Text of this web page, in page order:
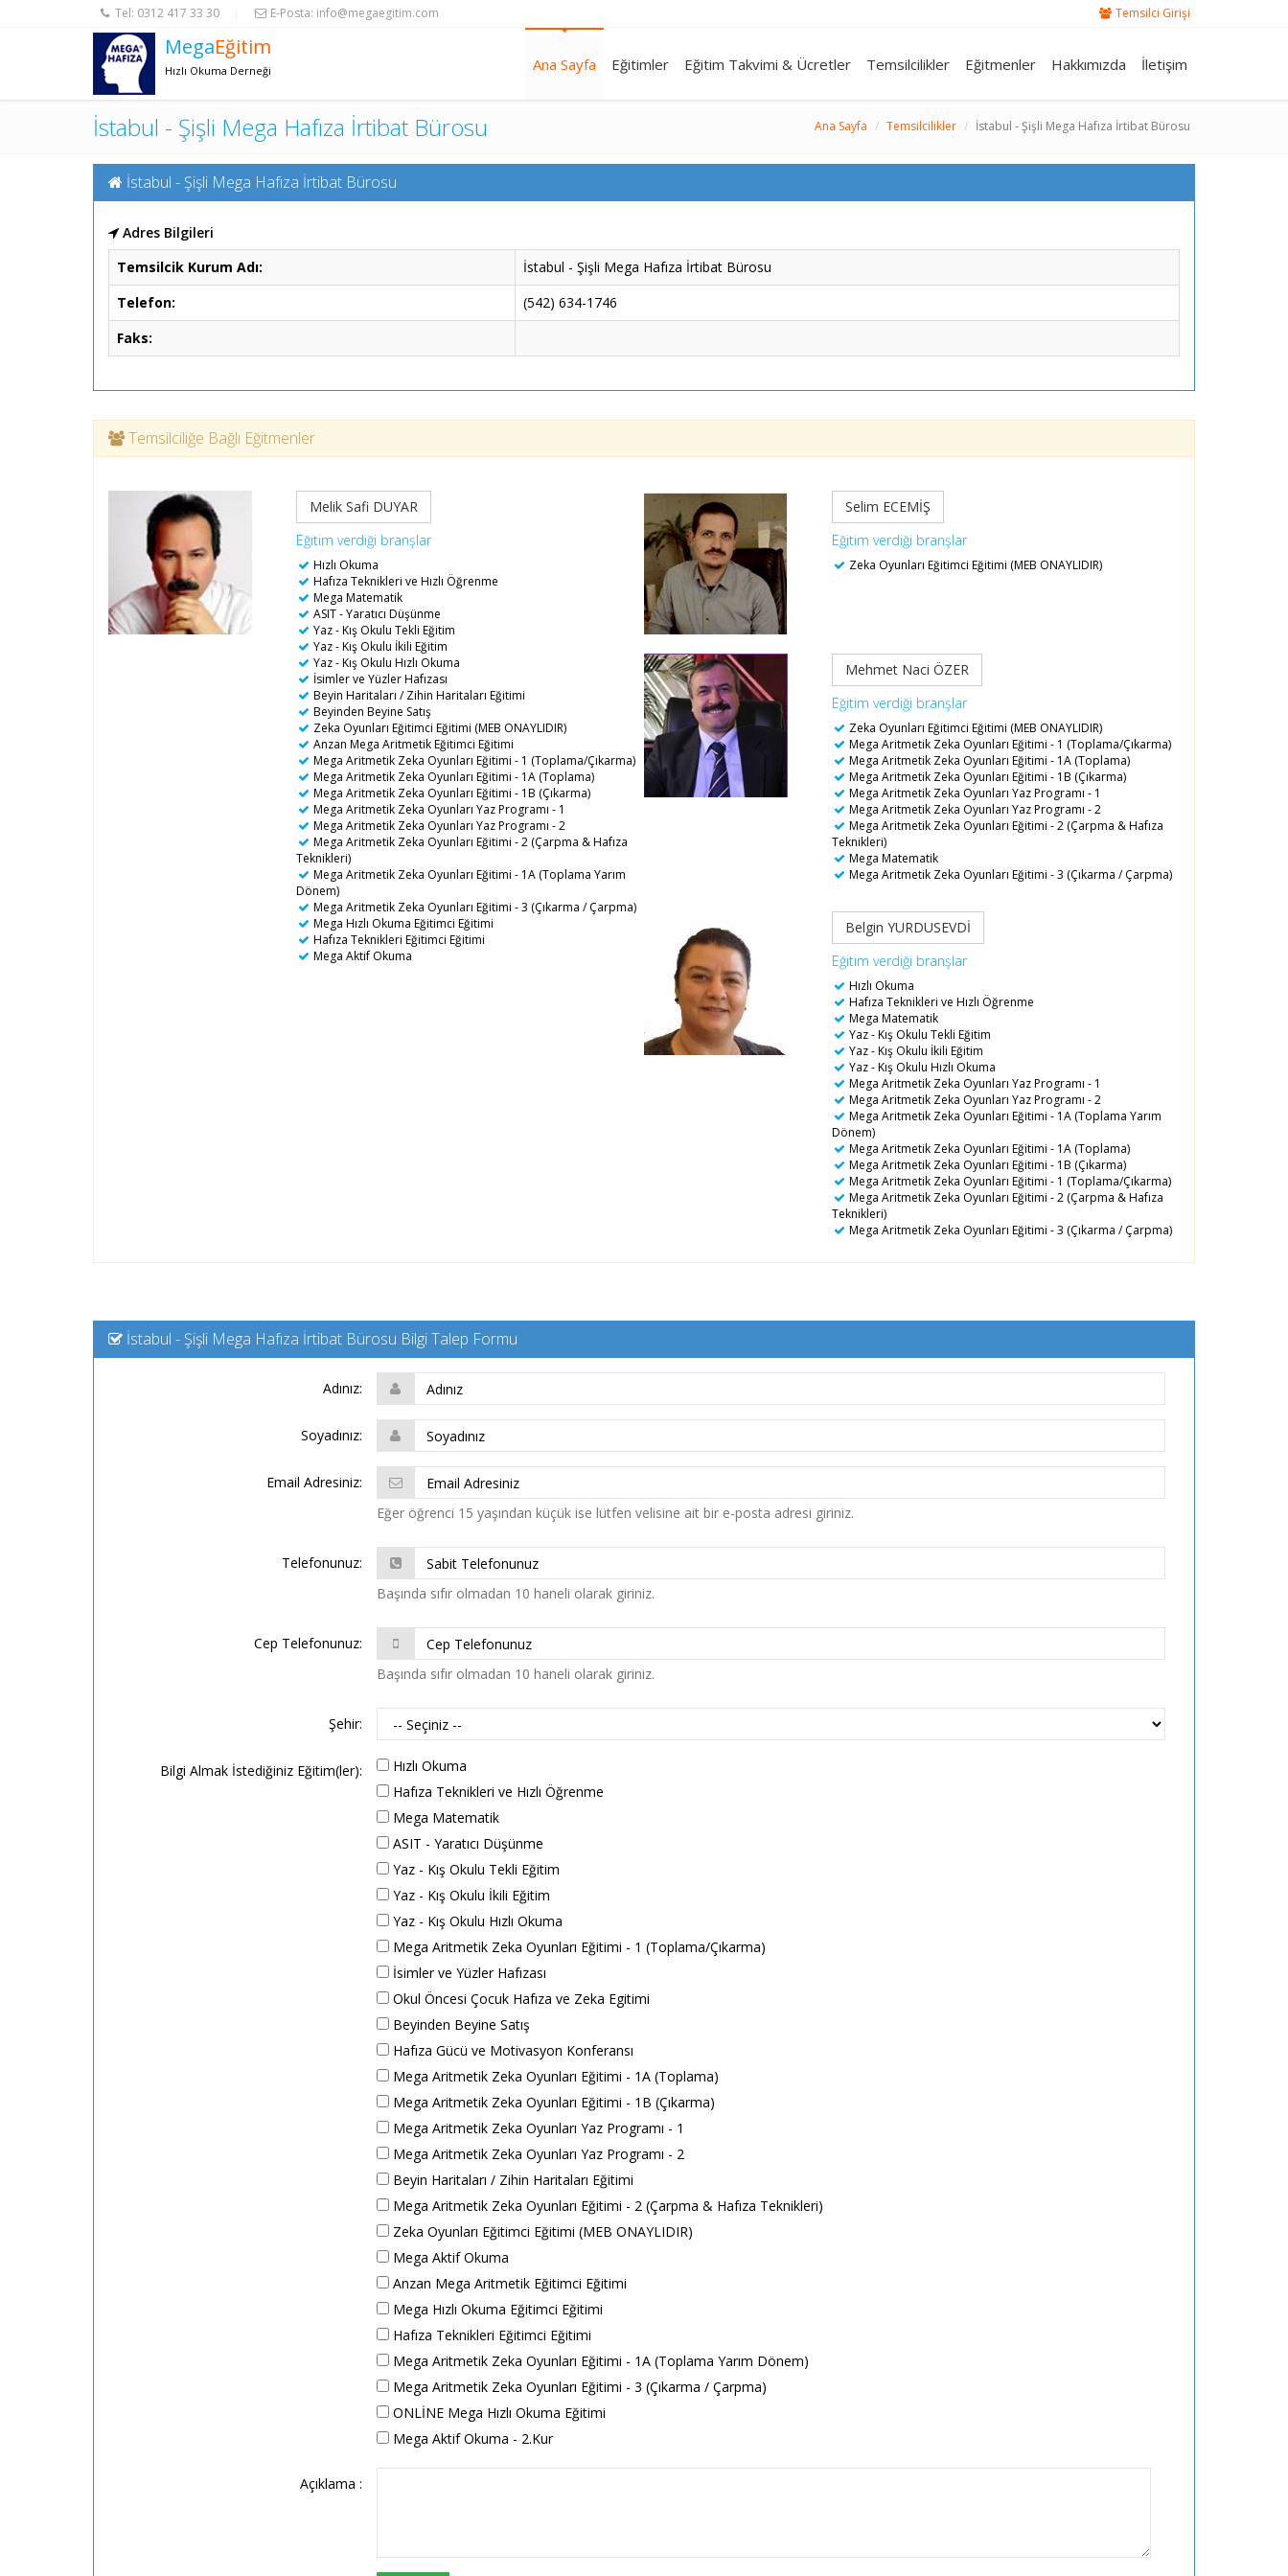
Tel: 0312 417 33 30 E-Posta: info@megaegitim.com Temsilci Girişi
MegaEğitim
Hızlı Okuma Derneği Ana Sayfa Eğitimler Eğitim Takvimi & Ücretler Temsilcilikler Eğitmenler Hakkımızda İletişim
İstabul - Şişli Mega Hafıza İrtibat Bürosu Ana Sayfa Temsilcilikler İstabul - Şişli Mega Hafıza İrtibat Bürosu
İstabul - Şişli Mega Hafıza İrtibat Bürosu
Adres Bilgileri
Temsilcik Kurum Adı:
İstabul - Şişli Mega Hafıza İrtibat Bürosu
Telefon:
(542) 634-1746
Faks:
Temsilciliğe Bağlı Eğitmenler
Melik Safi DUYAR
Eğitim verdiği branşlar
Hızlı Okuma
Hafıza Teknikleri ve Hızlı Öğrenme
Mega Matematik
ASIT - Yaratıcı Düşünme
Yaz - Kış Okulu Tekli Eğitim
Yaz - Kış Okulu İkili Eğitim
Yaz - Kış Okulu Hızlı Okuma
İsimler ve Yüzler Hafızası
Beyin Haritaları / Zihin Haritaları Eğitimi
Beyinden Beyine Satış
Zeka Oyunları Eğitimci Eğitimi (MEB ONAYLIDIR)
Anzan Mega Aritmetik Eğitimci Eğitimi
Mega Aritmetik Zeka Oyunları Eğitimi - 1 (Toplama/Çıkarma)
Mega Aritmetik Zeka Oyunları Eğitimi - 1A (Toplama)
Mega Aritmetik Zeka Oyunları Eğitimi - 1B (Çıkarma)
Mega Aritmetik Zeka Oyunları Yaz Programı - 1
Mega Aritmetik Zeka Oyunları Yaz Programı - 2
Mega Aritmetik Zeka Oyunları Eğitimi - 2 (Çarpma & Hafıza
Teknikleri)
Mega Aritmetik Zeka Oyunları Eğitimi - 1A (Toplama Yarım
Dönem)
Mega Aritmetik Zeka Oyunları Eğitimi - 3 (Çıkarma / Çarpma)
Mega Hızlı Okuma Eğitimci Eğitimi
Hafıza Teknikleri Eğitimci Eğitimi
Mega Aktif Okuma
Selim ECEMİŞ
Eğitim verdiği branşlar
Zeka Oyunları Eğitimci Eğitimi (MEB ONAYLIDIR)
Mehmet Naci ÖZER
Eğitim verdiği branşlar
Zeka Oyunları Eğitimci Eğitimi (MEB ONAYLIDIR)
Mega Aritmetik Zeka Oyunları Eğitimi - 1 (Toplama/Çıkarma)
Mega Aritmetik Zeka Oyunları Eğitimi - 1A (Toplama)
Mega Aritmetik Zeka Oyunları Eğitimi - 1B (Çıkarma)
Mega Aritmetik Zeka Oyunları Yaz Programı - 1
Mega Aritmetik Zeka Oyunları Yaz Programı - 2
Mega Aritmetik Zeka Oyunları Eğitimi - 2 (Çarpma & Hafıza
Teknikleri)
Mega Matematik
Mega Aritmetik Zeka Oyunları Eğitimi - 3 (Çıkarma / Çarpma)
Belgin YURDUSEVDİ
Eğitim verdiği branşlar
Hızlı Okuma
Hafıza Teknikleri ve Hızlı Öğrenme
Mega Matematik
Yaz - Kış Okulu Tekli Eğitim
Yaz - Kış Okulu İkili Eğitim
Yaz - Kış Okulu Hızlı Okuma
Mega Aritmetik Zeka Oyunları Yaz Programı - 1
Mega Aritmetik Zeka Oyunları Yaz Programı - 2
Mega Aritmetik Zeka Oyunları Eğitimi - 1A (Toplama Yarım
Dönem)
Mega Aritmetik Zeka Oyunları Eğitimi - 1A (Toplama)
Mega Aritmetik Zeka Oyunları Eğitimi - 1B (Çıkarma)
Mega Aritmetik Zeka Oyunları Eğitimi - 1 (Toplama/Çıkarma)
Mega Aritmetik Zeka Oyunları Eğitimi - 2 (Çarpma & Hafıza
Teknikleri)
Mega Aritmetik Zeka Oyunları Eğitimi - 3 (Çıkarma / Çarpma)
İstabul - Şişli Mega Hafıza İrtibat Bürosu Bilgi Talep Formu
Adınız:
Soyadınız:
Email Adresiniz:
Eğer öğrenci 15 yaşından küçük ise lütfen velisine ait bir e-posta adresi giriniz.
Telefonunuz:
Başında sıfır olmadan 10 haneli olarak giriniz.
Cep Telefonunuz:
Başında sıfır olmadan 10 haneli olarak giriniz.
Şehir:
Bilgi Almak İstediğiniz Eğitim(ler):
Hızlı Okuma
Hafıza Teknikleri ve Hızlı Öğrenme
Mega Matematik
ASIT - Yaratıcı Düşünme
Yaz - Kış Okulu Tekli Eğitim
Yaz - Kış Okulu İkili Eğitim
Yaz - Kış Okulu Hızlı Okuma
Mega Aritmetik Zeka Oyunları Eğitimi - 1 (Toplama/Çıkarma)
İsimler ve Yüzler Hafızası
Okul Öncesi Çocuk Hafıza ve Zeka Egitimi
Beyinden Beyine Satış
Hafıza Gücü ve Motivasyon Konferansı
Mega Aritmetik Zeka Oyunları Eğitimi - 1A (Toplama)
Mega Aritmetik Zeka Oyunları Eğitimi - 1B (Çıkarma)
Mega Aritmetik Zeka Oyunları Yaz Programı - 1
Mega Aritmetik Zeka Oyunları Yaz Programı - 2
Beyin Haritaları / Zihin Haritaları Eğitimi
Mega Aritmetik Zeka Oyunları Eğitimi - 2 (Çarpma & Hafıza Teknikleri)
Zeka Oyunları Eğitimci Eğitimi (MEB ONAYLIDIR)
Mega Aktif Okuma
Anzan Mega Aritmetik Eğitimci Eğitimi
Mega Hızlı Okuma Eğitimci Eğitimi
Hafıza Teknikleri Eğitimci Eğitimi
Mega Aritmetik Zeka Oyunları Eğitimi - 1A (Toplama Yarım Dönem)
Mega Aritmetik Zeka Oyunları Eğitimi - 3 (Çıkarma / Çarpma)
ONLİNE Mega Hızlı Okuma Eğitimi
Mega Aktif Okuma - 2.Kur
Açıklama :